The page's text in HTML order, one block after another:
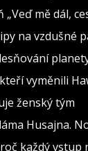
mě dál,
na vzdušné
vyměnili
ženský tým
Husajna.
každý